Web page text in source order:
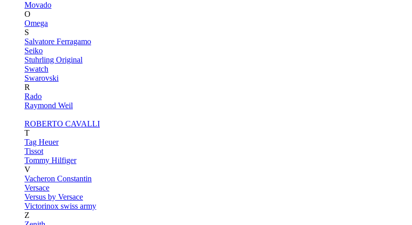
Movado
O
Omega
S
Salvatore Ferragamo
Seiko
Stuhrling Original
Swatch
Swarovski
R
Rado
Raymond Weil
ROBERTO CAVALLI
T
Tag Heuer
Tissot
Tommy Hilfiger
V
Vacheron Constantin
Versace
Versus by Versace
Victorinox swiss army
Z